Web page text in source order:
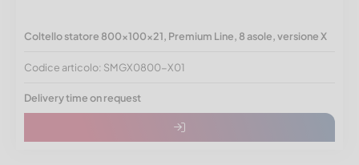
Coltello statore 800x100x21, Premium Line, 8 asole, versione X
Codice articolo: SMGX0800-X01
Delivery time on request